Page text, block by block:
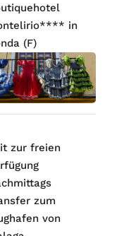
in
(F)
zur freien
zum
von